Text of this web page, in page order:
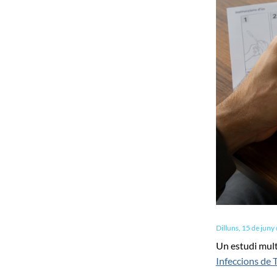
Dilluns, 15 de juny
Un estudi
Infeccions de